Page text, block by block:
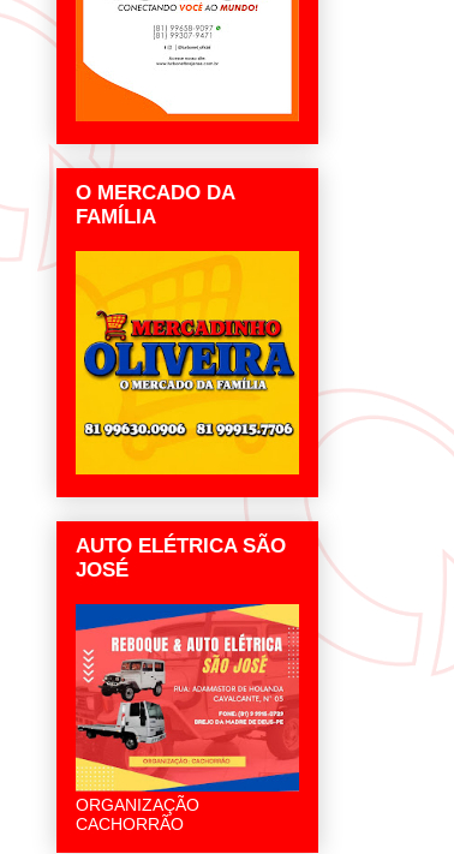
O MERCADO DA
FAMÍLIA
AUTO ELÉTRICA SÃO
JOSÉ
ORGANIZAÇÃO
CACHORRÃO